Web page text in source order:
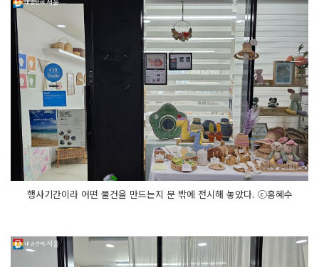
행사기간이라 어떤 물건을 만드는지 문 밖에 전시해 놓았다. ⓒ홍혜수